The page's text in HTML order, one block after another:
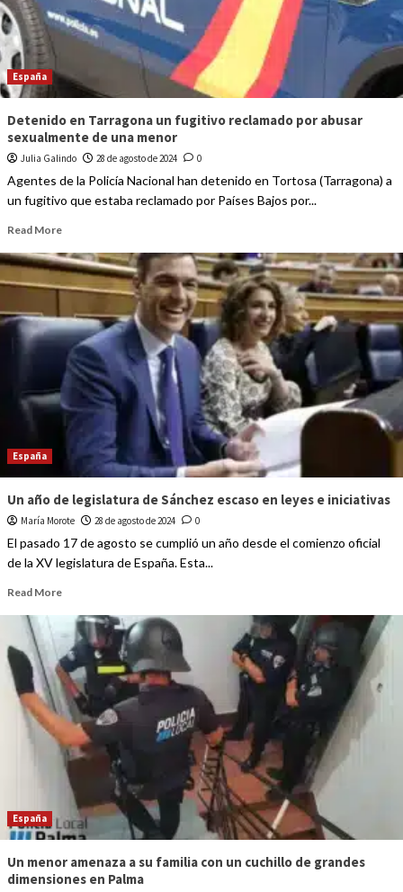
España
Detenido en Tarragona un fugitivo reclamado por abusar
sexualmente de una menor
Julia Galindo 28 de agosto de 2024 0
Agentes de la Policía Nacional han detenido en Tortosa (Tarragona) a
un fugitivo que estaba reclamado por Países Bajos por...
Read More
España
Un año de legislatura de Sánchez escaso en leyes e iniciativas
María Morote 28 de agosto de 2024 0
El pasado 17 de agosto se cumplió un año desde el comienzo oficial
de la XV legislatura de España. Esta...
Read More
España
Un menor amenaza a su familia con un cuchillo de grandes
dimensiones en Palma